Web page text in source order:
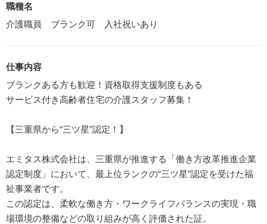
職種名
介護職員 ブランク可 入社祝いあり
仕事内容
ブランクある方も歓迎！資格取得支援制度もある
サービス付き高齢者住宅の介護スタッフ募集！
【三重県から“三ツ星”認定！】
エミタス株式会社は、三重県が推進する「働き方改革推進企業
認定制度」において、最上位ランクの“三ツ星”認定を受けた福
祉事業者です。
この認定は、柔軟な働き方・ワークライフバランスの実現・職
場環境の整備などの取り組みが高く評価された証。